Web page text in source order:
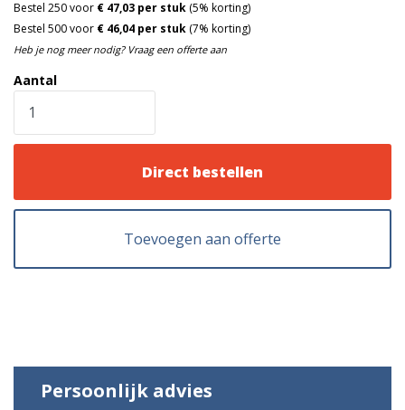
Aantal
Bestel 250 voor € 47,03 per stuk (5% korting)
Bestel 500 voor € 46,04 per stuk (7% korting)
Heb je nog meer nodig? Vraag een offerte aan
Direct bestellen
Toevoegen aan offerte
Persoonlijk advies